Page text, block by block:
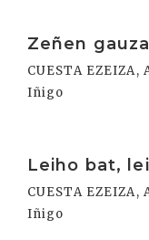
Zeñen
CUESTA EZEIZA,
Iñigo
Leiho bat,
CUESTA EZEIZA,
Iñigo